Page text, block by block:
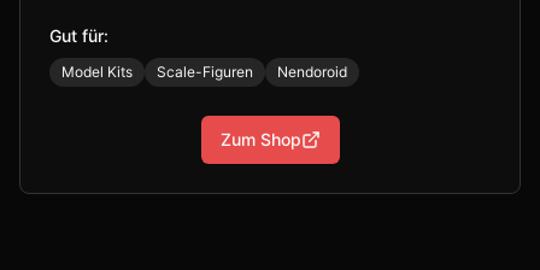
Gut für:
Model Kits Scale-Figuren Nendoroid
Zum Shop